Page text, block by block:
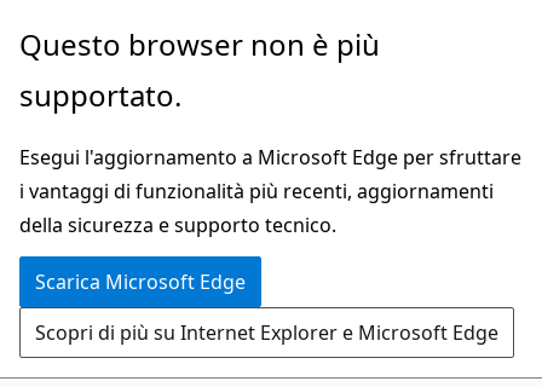
Ignora
passa
contenuto
principale
Questo browser non è più
supportato.
Esegui l'aggiornamento a Microsoft Edge per sfruttare
i vantaggi di funzionalità più recenti, aggiornamenti
della sicurezza e supporto tecnico.
Scarica Microsoft Edge
Scopri di più su Internet Explorer e Microsoft Edge